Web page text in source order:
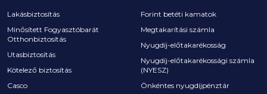
Lakásbiztosítás
Minősített Fogyasztóbarát
Otthonbiztosítás
Utasbiztosítás
Kötelező biztosítás
Casco
Forint betéti kamatok
Megtakarítási számla
Nyugdíj-előtakarékosság
Nyugdíj-előtakarékossági számla
(NYESZ)
Önkéntes nyugdíjpénztár